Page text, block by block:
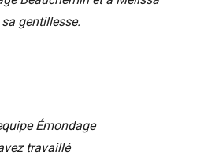
gentillesse.
Émondage
travaillé